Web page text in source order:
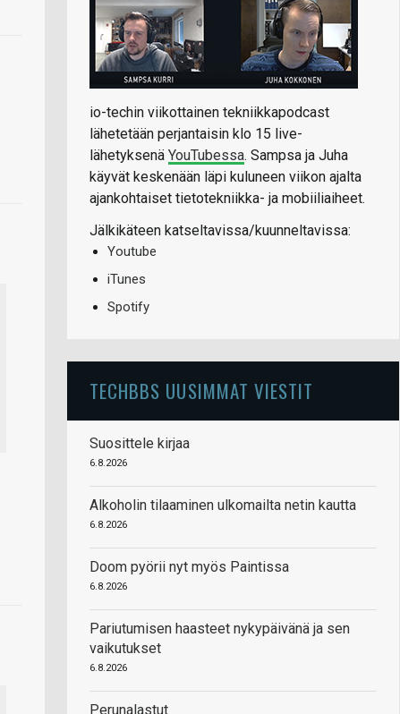
io-techin viikottainen tekniikkapodcast
lähetetään perjantaisin klo 15 live-
lähetyksenä YouTubessa. Sampsa ja Juha
käyvät keskenään läpi kuluneen viikon ajalta
ajankohtaiset tietotekniikka- ja mobiiliaiheet.
Jälkikäteen katseltavissa/kuunneltavissa:
Youtube
iTunes
Spotify
TECHBBS UUSIMMAT VIESTIT
Suosittele kirjaa
6.8.2026
Alkoholin tilaaminen ulkomailta netin kautta
6.8.2026
Doom pyörii nyt myös Paintissa
6.8.2026
Pariutumisen haasteet nykypäivänä ja sen
vaikutukset
6.8.2026
Perunalastut